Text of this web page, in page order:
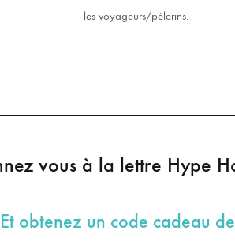
les voyageurs/pèlerins.
vous à la lettre Hype
Et obtenez un code cadeau